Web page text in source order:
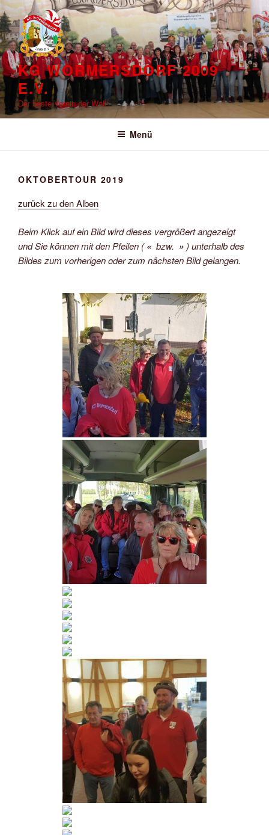
Zum
Inhalt
springen
KG WORMERSDORF 2009
E.V.
Der beste Verein der Welt
Menü
OKTOBERTOUR 2019
zurück zu den Alben
Beim Klick auf ein Bild wird dieses vergrößert angezeigt
und Sie können mit den Pfeilen (« bzw. » ) unterhalb des
Bildes zum vorherigen oder zum nächsten Bild gelangen.